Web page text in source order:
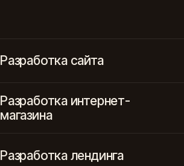
Разработка сайта
Разработка интернет-
магазина
Разработка лендинга